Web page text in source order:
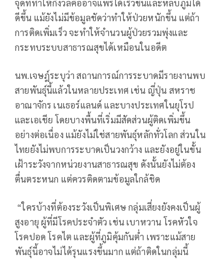
จุดที่ทำให้กังวลคืออาจแพร่ได้เร็วขึ้นและหลบภูมิได้
ดีขึ้น แม้ยังไม่มีข้อมูลชัดว่าทำให้ป่วยหนักขึ้น แต่ถ้า
การติดเพิ่มเร็ว จะทำให้จำนวนผู้ป่วยรวมพุ่งและ
กระทบระบบสาธารณสุขได้เหมือนในอดีต
นพ.เจษฎ์ระบุว่า สถานการณ์การระบาดมีรายงานพบ
สายพันธุ์นี้แล้วในหลายประเทศ เช่น ญี่ปุ่น สหราช
อาณาจักร เนเธอร์แลนด์ และบางประเทศในยุโรป
และเอเชีย โดยบางพื้นที่เริ่มมีสัดส่วนผู้ติดเพิ่มขึ้น
อย่างต่อเนื่อง แม้ยังไม่ใช่สายพันธุ์หลักทั่วโลก ส่วนใน
ไทยยังไม่พบการระบาดเป็นวงกว้าง และยังอยู่ในขั้น
เฝ้าระวังจากหน่วยงานสาธารณสุข ดังนั้นยังไม่ต้อง
ตื่นตระหนก แต่ควรติดตามข้อมูลใกล้ชิด
“ใครบ้างที่ต้องระวังเป็นพิเศษ กลุ่มเสี่ยงยังคงเป็นผู้
สูงอายุ ผู้ที่มีโรคประจำตัว เช่น เบาหวาน โรคหัวใจ
โรคปอด โรคไต และผู้ที่ภูมิคุ้มกันต่ำ เพราะแม้สาย
พันธุ์นี้อาจไม่ได้รุนแรงขึ้นมาก แต่ถ้าติดในกลุ่มนี้